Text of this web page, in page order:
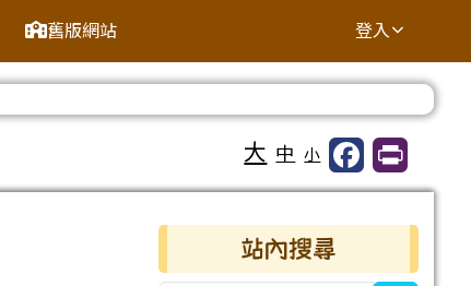
舊版網站 登入
大 中 小
右邊區域內容
站內搜尋